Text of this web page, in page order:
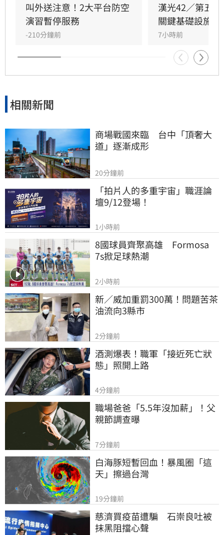
護裝備僅有口罩，未來將強化配發頭盔與防護手
套等基礎設備，並結合社區訓練提升整體韌性。
此次演習涵蓋捷運、鐵路與高速公路，旅客與駕
駛皆配合引導避難，展現出高度的防災意識與城
市應變能力，演習圓滿落幕。
叫外送注意！2大平台防空
演習暫停服務
-210分鐘前
漢光42／第五
關鍵基礎設施防
7小時前
相關新聞
商場戰國來臨　台中「頂奢大
道」逐漸成形
20分鐘前
「拍片人的多重宇宙」職涯論
壇9/12登場！
1小時前
8國球員齊聚高雄　Formosa
7s掀足球熱潮
2小時前
新／威加重罰300萬！問題苦茶
油流向3縣市
2分鐘前
酒測爆表！職軍「接近死亡狀
態」照開上路
4分鐘前
職場爸爸「5.5年沒加薪」！父
親節調查曝
7分鐘前
白海豚短暫回血！暴風圈「這
天」擦過台灣
19分鐘前
慈濟買疫苗遭騙　石崇良吐被
抹黑阻擋心聲